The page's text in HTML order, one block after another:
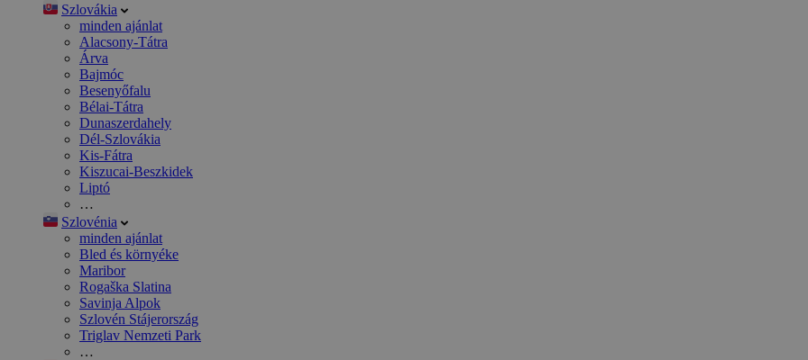
Szlovákia
minden ajánlat
Alacsony-Tátra
Árva
Bajmóc
Besenyőfalu
Bélai-Tátra
Dunaszerdahely
Dél-Szlovákia
Kis-Fátra
Kiszucai-Beszkidek
Liptó
…
Szlovénia
minden ajánlat
Bled és környéke
Maribor
Rogaška Slatina
Savinja Alpok
Szlovén Stájerország
Triglav Nemzeti Park
…